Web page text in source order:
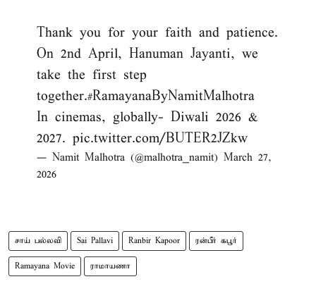
Thank you for your faith and patience.
On 2nd April, Hanuman Jayanti, we
take the first step
together.#RamayanaByNamitMalhotra
In cinemas, globally- Diwali 2026 &
2027. pic.twitter.com/BUTER2JZkw
— Namit Malhotra (@malhotra_namit) March 27,
2026
சாய் பல்லவி Sai Pallavi Ranbir Kapoor ரன்பீர் கபூர்
Ramayana Movie ராமாயணா